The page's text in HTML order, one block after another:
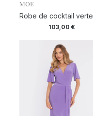
MOE
Robe de cocktail verte
103,00€